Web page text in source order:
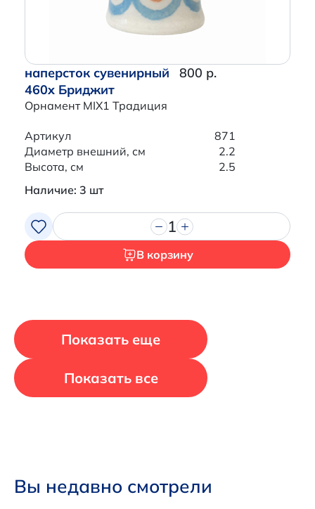
наперсток сувенирный
460x Бриджит
Орнамент MIX1 Традиция
800 р.
Артикул
871
Диаметр внешний, см
2.2
Высота, см
2.5
Наличие: 3 шт
1
В корзину
Показать еще
Показать все
Вы недавно смотрели